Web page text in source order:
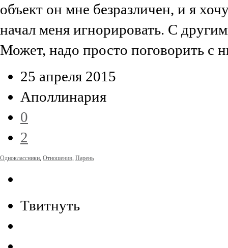
объект он мне безразличен, и я
начал меня игнорировать. С
Может, надо просто поговорить
25 апреля 2015
Аполлинария
0
2
Одноклассники, Отношения, Парень
Твитнуть